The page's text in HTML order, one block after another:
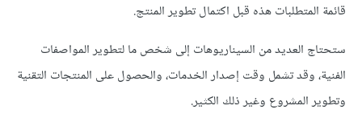
قائمة المتطلبات هذه قبل اكتمال تطوير المنتج.
ستحتاج العديد من السيناريوهات إلى شخص ما لتطوير المواصفات
الفنية، وقد تشمل وقت إصدار الخدمات، والحصول على المنتجات التقنية
وتطوير المشروع وغير ذلك الكثير.